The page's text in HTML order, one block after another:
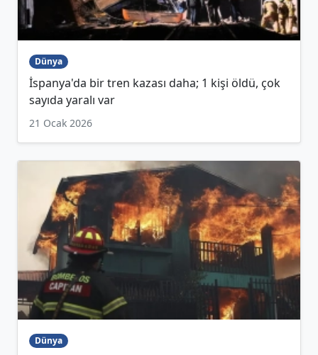
Dünya
İspanya'da bir tren kazası daha; 1 kişi öldü, çok
sayıda yaralı var
21 Ocak 2026
Dünya